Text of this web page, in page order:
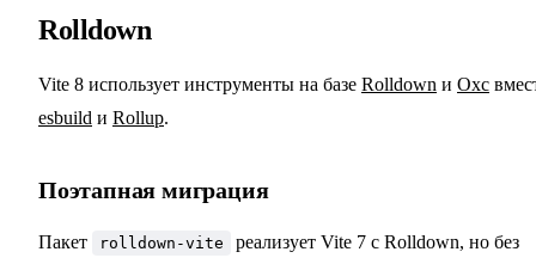
Rolldown
Vite 8 использует инструменты на базе Rolldown и Oxc
esbuild и Rollup.
Поэтапная миграция
Пакет rolldown-vite
реализует Vite 7 с Rolldown, но без